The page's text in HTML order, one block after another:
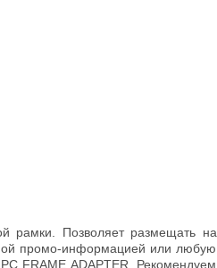
рамки. Позволяет размещать на
промо-информацией или любую
FRAME ADAPTER. Рекомендуем